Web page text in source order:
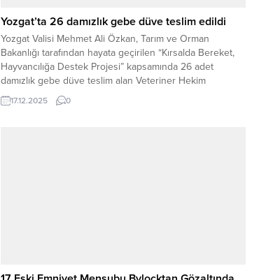
Yozgat’ta 26 damızlık gebe düve teslim edildi
Yozgat Valisi Mehmet Ali Özkan, Tarım ve Orman
Bakanlığı tarafından hayata geçirilen “Kırsalda Bereket,
Hayvancılığa Destek Projesi” kapsamında 26 adet
damızlık gebe düve teslim alan Veteriner Hekim
Abdüssamet Zararsız’ı, Merkez Divanlı Mahallesi’nde
kurduğu besi çiftliğinde ziyaret etti. Tarım ve Orman
17.12.2025 0